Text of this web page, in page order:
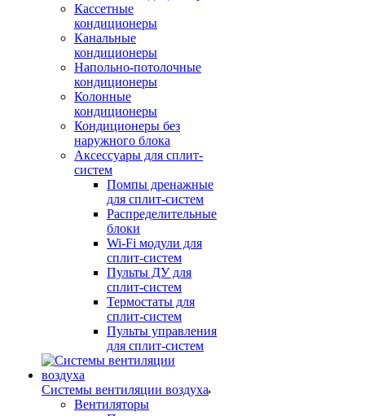
Кассетные
кондиционеры
Канальные
кондиционеры
Напольно-потолочные
кондиционеры
Колонные
кондиционеры
Кондиционеры без
наружного блока
Аксессуары для сплит-
систем
Помпы дренажные
для сплит-систем
Распределительные
блоки
Wi-Fi модули для
сплит-систем
Пульты ДУ для
сплит-систем
Термостаты для
сплит-систем
Пульты управления
для сплит-систем
Системы вентиляции воздуха
Вентиляторы